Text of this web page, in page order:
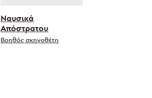
Ναυσικά
Απόστρατου
Βοηθός σκηνοθέτη